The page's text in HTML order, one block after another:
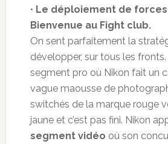
• Le déploiement de forces
Bienvenue au Fight club.
On sent parfaitement la
développer, sur tous les fronts.
segment pro où Nikon fait un
vague maousse de
switchés de la marque rouge
jaune et c’est pas fini. Nikon
segment vidéo où son